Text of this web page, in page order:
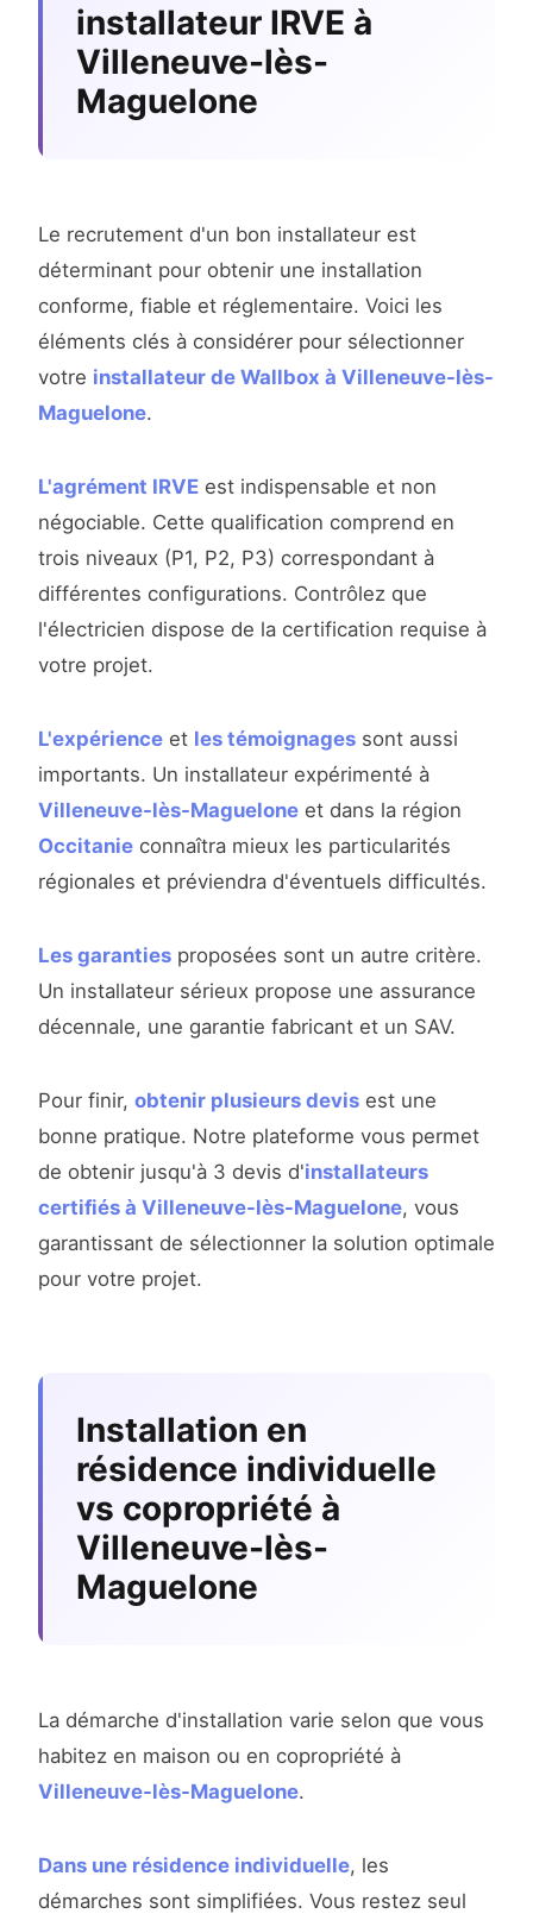
installateur IRVE à
Villeneuve-lès-
Maguelone
Le recrutement d'un bon installateur est
déterminant pour obtenir une installation
conforme, fiable et réglementaire. Voici les
éléments clés à considérer pour sélectionner
votre installateur de Wallbox à Villeneuve-lès-
Maguelone.
L'agrément IRVE est indispensable et non
négociable. Cette qualification comprend en
trois niveaux (P1, P2, P3) correspondant à
différentes configurations. Contrôlez que
l'électricien dispose de la certification requise à
votre projet.
L'expérience et les témoignages sont aussi
importants. Un installateur expérimenté à
Villeneuve-lès-Maguelone et dans la région
Occitanie connaîtra mieux les particularités
régionales et préviendra d'éventuels difficultés.
Les garanties proposées sont un autre critère.
Un installateur sérieux propose une assurance
décennale, une garantie fabricant et un SAV.
Pour finir, obtenir plusieurs devis est une
bonne pratique. Notre plateforme vous permet
de obtenir jusqu'à 3 devis d'installateurs
certifiés à Villeneuve-lès-Maguelone, vous
garantissant de sélectionner la solution optimale
pour votre projet.
Installation en
résidence individuelle
vs copropriété à
Villeneuve-lès-
Maguelone
La démarche d'installation varie selon que vous
habitez en maison ou en copropriété à
Villeneuve-lès-Maguelone.
Dans une résidence individuelle, les
démarches sont simplifiées. Vous restez seul